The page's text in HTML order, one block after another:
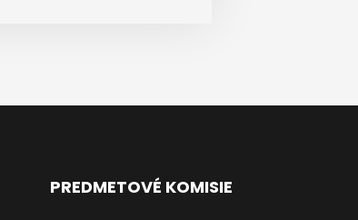
PREDMETOVÉ KOMISIE